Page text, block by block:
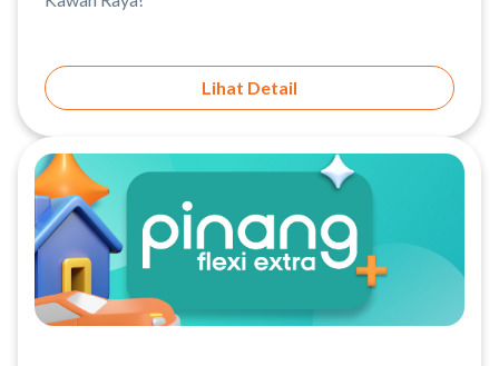
Lihat Detail